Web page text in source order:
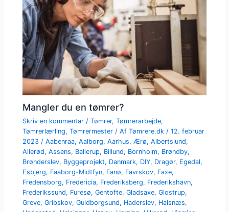
Mangler du en tømrer?
Skriv en kommentar /Tømrer,Tømrerarbejde,
Tømrerlærling,Tømrermester / AfTømrere.dk/12. februar
2023/Aabenraa,Aalborg,Aarhus,Ærø,Albertslund,
Allerød,Assens, Ballerup, Billund, Bornholm, Brøndby,
Brønderslev, Byggeprojekt, Danmark, DIY, Dragør, Egedal,
Esbjerg, Faaborg-Midtfyn, Fanø, Favrskov, Faxe,
Fredensborg, Fredericia, Frederiksberg, Frederikshavn,
Frederikssund, Furesø,Gentofte,Gladsaxe,Glostrup,
Greve,Gribskov,Guldborgsund, Haderslev, Halsnæs,